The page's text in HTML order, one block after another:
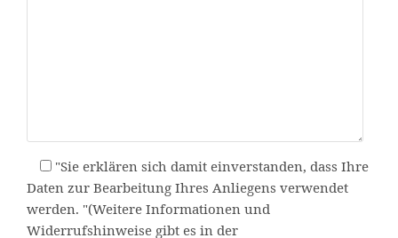
"Sie erklären sich damit einverstanden, dass Ihre
Daten zur Bearbeitung Ihres Anliegens verwendet
werden. "(Weitere Informationen und
Widerrufshinweise gibt es in der